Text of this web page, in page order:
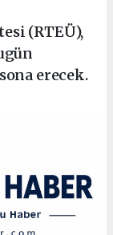
(RTEÜ),
erecek.